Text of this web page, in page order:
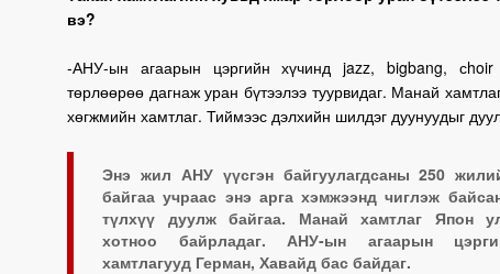
вэ?
-АНУ-ын агаарын цэргийн хүчинд jazz, bigbang, сhoir
төрлөөрөө дагнаж уран бүтээлээ туурвидаг. Манай
хөгжмийн хамтлаг. Тиймээс дэлхийн шилдэг дуунуудыг
Энэ жил АНУ үүсгэн байгуулагдсаны 250
байгаа учраас энэ арга хэмжээнд чиглэж
түлхүү дуулж байгаа. Манай хамтлаг Япон
хотноо байрладаг. АНУ-ын агаарын
хамтлагууд Герман, Хавайд бас байдаг.